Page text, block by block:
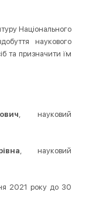
Національного
наукового
та призначити їм
, науковий
, науковий
2021 року до 30